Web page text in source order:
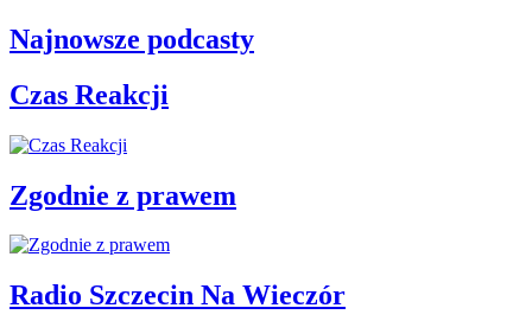
Najnowsze podcasty
Czas Reakcji
Zgodnie z prawem
Radio Szczecin Na Wieczór